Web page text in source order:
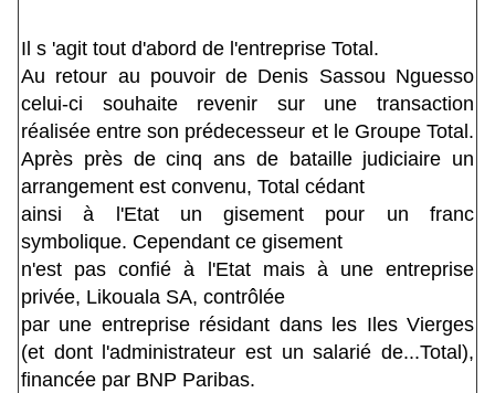
Il s 'agit tout d'abord de l'entreprise Total.
Au retour au pouvoir de Denis Sassou Nguesso
celui-ci souhaite revenir sur une transaction
réalisée entre son prédecesseur et le Groupe Total.
Après près de cinq ans de bataille judiciaire un
arrangement est convenu, Total cédant
ainsi à l'Etat un gisement pour un franc
symbolique. Cependant ce gisement
n'est pas confié à l'Etat mais à une entreprise
privée, Likouala SA, contrôlée
par une entreprise résidant dans les Iles Vierges
(et dont l'administrateur est un salarié de...Total),
financée par BNP Paribas.